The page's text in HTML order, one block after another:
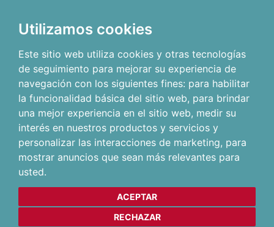
Utilizamos cookies
Este sitio web utiliza cookies y otras tecnologías
de seguimiento para mejorar su experiencia de
navegación con los siguientes fines: para habilitar
la funcionalidad básica del sitio web, para brindar
una mejor experiencia en el sitio web, medir su
interés en nuestros productos y servicios y
personalizar las interacciones de marketing, para
mostrar anuncios que sean más relevantes para
usted.
ACEPTAR
RECHAZAR